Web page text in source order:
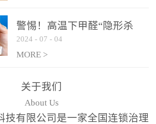
警惕！高温下甲醛“隐形杀
手”来袭，你的家安全吗？
2024 - 07 - 04
MORE >
关于我们
About Us
技有限公司是一家全国连锁治理